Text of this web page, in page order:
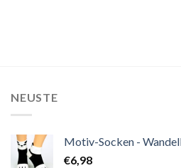
NEUSTE
Motiv-Socken -
€6,98